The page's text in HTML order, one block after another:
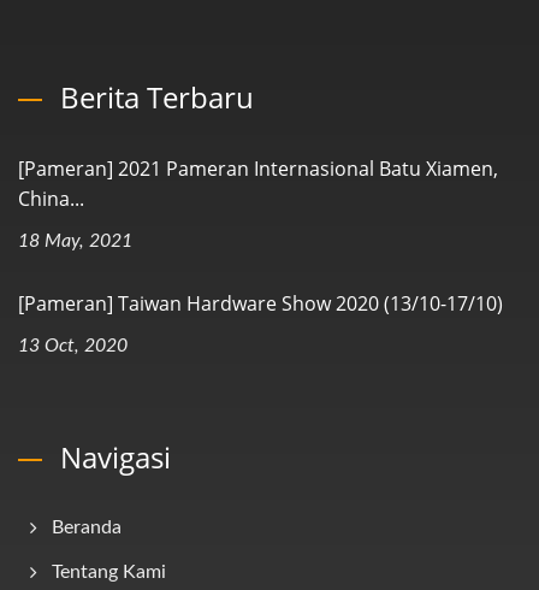
Berita Terbaru
[Pameran] 2021 Pameran Internasional Batu Xiamen,
China...
18 May, 2021
[Pameran] Taiwan Hardware Show 2020 (13/10-17/10)
13 Oct, 2020
Navigasi
Beranda
Tentang Kami